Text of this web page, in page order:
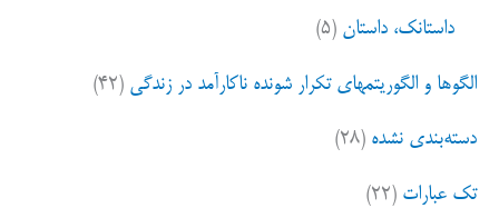
داستانک، داستان (۵)
الگوها و الگوریتمهای تکرار شونده ناکارآمد در زندگی (۴۲)
دسته‌بندی نشده (۲۸)
تک عبارات (۲۲)